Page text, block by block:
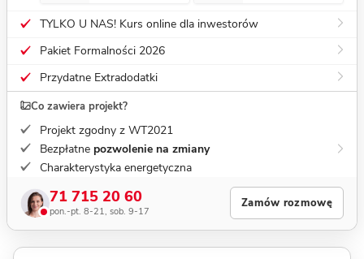
TYLKO U NAS! Kurs online dla inwestorów
Pakiet Formalności 2026
Przydatne Extradodatki
Co zawiera projekt?
Projekt zgodny z WT2021
Bezpłatne pozwolenie na zmiany
Charakterystyka energetyczna
71 715 20 60
pon.-pt. 8-21, sob. 9-17
Zamów rozmowę